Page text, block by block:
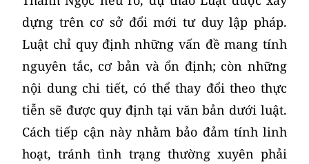
dựng trên cơ sở đổi mới tư duy lập pháp.
Luật chỉ quy định những vấn đề mang tính
nguyên tắc, cơ bản và ổn định; còn những
nội dung chi tiết, có thể thay đổi theo thực
tiễn sẽ được quy định tại văn bản dưới luật.
Cách tiếp cận này nhằm bảo đảm tính linh
hoạt, tránh tình trạng thường xuyên phải